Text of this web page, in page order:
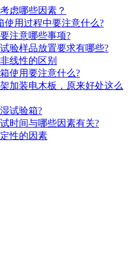
虑哪些因素？
使用过程中要注意什么?
注意哪些事项?
验样品放置要求有哪些?
线性的区别
使用要注意什么?
加装电木板，原来好处这么
试验箱?
时间与哪些因素有关?
性的因素